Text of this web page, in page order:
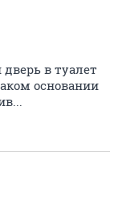
в туалет
основании